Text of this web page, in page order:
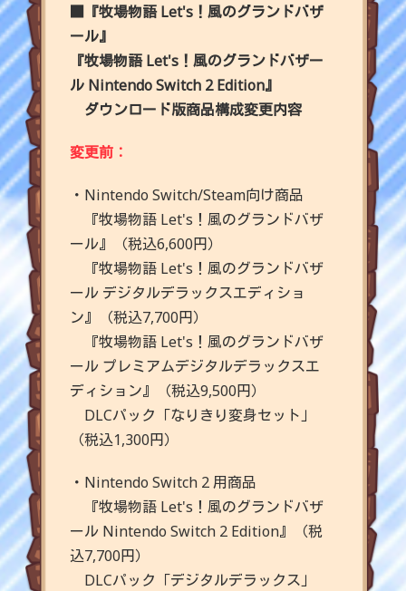
■『牧場物語 Let's！風のグランドバザ
ール』
『牧場物語 Let's！風のグランドバザー
ル Nintendo Switch 2 Edition』
ダウンロード版商品構成変更内容
変更前：
・Nintendo Switch/Steam向け商品
『牧場物語 Let's！風のグランドバザ
ール』（税込6,600円）
『牧場物語 Let's！風のグランドバザ
ール デジタルデラックスエディショ
ン』（税込7,700円）
『牧場物語 Let's！風のグランドバザ
ール プレミアムデジタルデラックスエ
ディション』（税込9,500円）
DLCパック「なりきり変身セット」
（税込1,300円）
・Nintendo Switch 2 用商品
『牧場物語 Let's！風のグランドバザ
ール Nintendo Switch 2 Edition』（税
込7,700円）
DLCパック「デジタルデラックス」